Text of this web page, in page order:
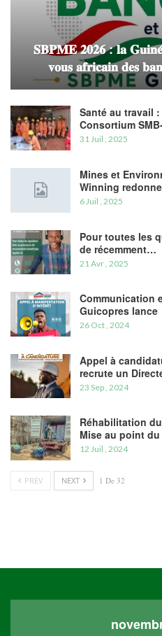
𝐒𝐁𝐏𝐌𝐄 𝟐𝟎𝟐𝟔 : 𝐥𝐚
𝐯𝐨𝐮𝐬 𝐚𝐟𝐫𝐢𝐜𝐚𝐢𝐧 𝐝𝐞𝐬
Santé au travail
Consortium
31 Juil , 2025
Mines et
Winning
6 Juil , 2025
Pour toutes les
de récemment…
21 Avr , 2025
Communication
Guicopres
26 Oct , 2024
Appel à
recrute un
23 Sep , 2024
Réhabilitation
Mise au point
12 Juil , 2024
PREV NEXT 1 De 32